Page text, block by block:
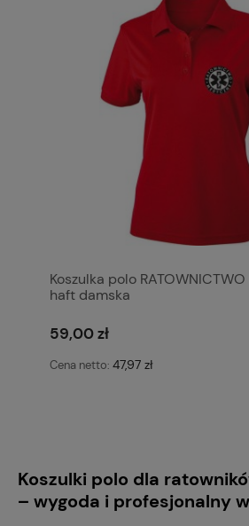
Koszulka polo RATOWNICTWO
haft damska
59,00 zł
Cena netto: 47,97 zł
Koszulki polo dla
– wygoda i profesjonalny